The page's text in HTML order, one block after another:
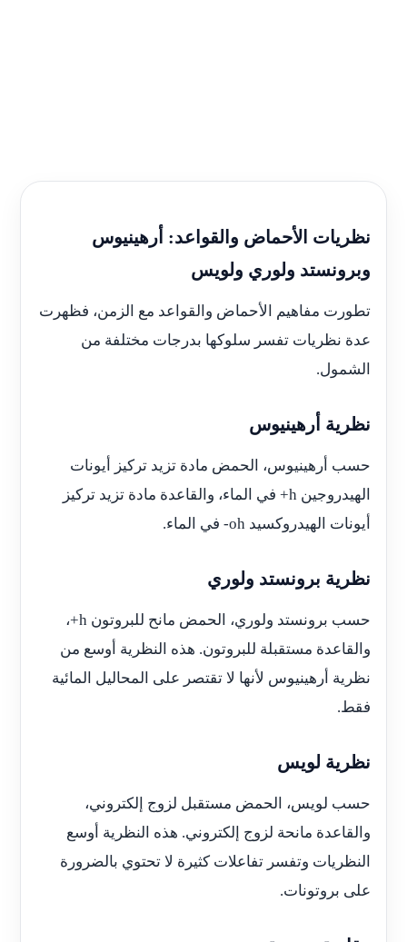
نظريات الأحماض والقواعد: أرهينيوس
وبرونستد ولوري ولويس
تطورت مفاهيم الأحماض والقواعد مع الزمن، فظهرت
عدة نظريات تفسر سلوكها بدرجات مختلفة من
الشمول.
نظرية أرهينيوس
حسب أرهينيوس، الحمض مادة تزيد تركيز أيونات
الهيدروجين h+ في الماء، والقاعدة مادة تزيد تركيز
أيونات الهيدروكسيد oh- في الماء.
نظرية برونستد ولوري
حسب برونستد ولوري، الحمض مانح للبروتون h+،
والقاعدة مستقبلة للبروتون. هذه النظرية أوسع من
نظرية أرهينيوس لأنها لا تقتصر على المحاليل المائية
فقط.
نظرية لويس
حسب لويس، الحمض مستقبل لزوج إلكتروني،
والقاعدة مانحة لزوج إلكتروني. هذه النظرية أوسع
النظريات وتفسر تفاعلات كثيرة لا تحتوي بالضرورة
على بروتونات.